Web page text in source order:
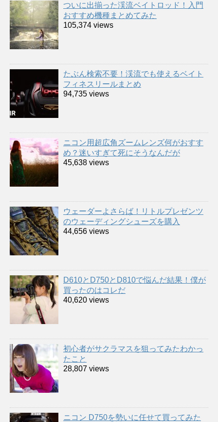
ついに出揃った渓流ベイトロッド！入門
おすすめ機種まとめてみた
105,374 views
たぶん検索不要！渓流でも使えるベイト
フィネスリールまとめ
94,735 views
ニコン用超広角ズームレンズ何がおすす
め？迷いすぎて死にそうなんだが
45,638 views
ウェーダーよさらば！リトルプレゼンツ
のウェーディングシューズを購入
44,656 views
D610とD750とD810で悩んだ結果！僕が
買ったのはコレだ
40,620 views
初心者がサクラマスを狙ってみたわかっ
たこと
28,807 views
ニコン D750を勢いに任せて買ってみた